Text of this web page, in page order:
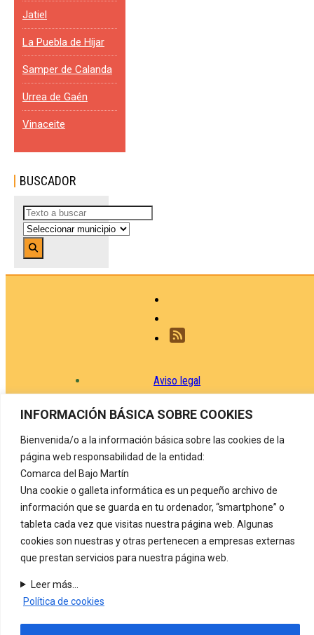
INFORMACIÓN BÁSICA SOBRE COOKIES
Bienvenida/o a la información básica sobre las cookies de la
página web responsabilidad de la entidad:
Comarca del Bajo Martín
Una cookie o galleta informática es un pequeño archivo de
información que se guarda en tu ordenador, “smartphone” o
tableta cada vez que visitas nuestra página web. Algunas
cookies son nuestras y otras pertenecen a empresas externas
que prestan servicios para nuestra página web.
Leer más...
Política de cookies
Jatiel
La Puebla de Híjar
Samper de Calanda
Urrea de Gaén
Vinaceite
BUSCADOR
Buscar
...
Aviso legal
Política de cookies
Registro de actividades de tratamiento
Contacto
COMARCA DEL BAJO MARTÍNCarretera de Alcañiz, nº 72
44530 Híjar. (Teruel) Tel. 978 820 126